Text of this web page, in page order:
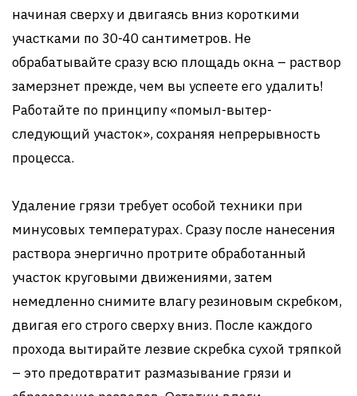
начиная сверху и двигаясь вниз короткими
участками по 30-40 сантиметров. Не
обрабатывайте сразу всю площадь окна – раствор
замерзнет прежде, чем вы успеете его удалить!
Работайте по принципу «помыл-вытер-
следующий участок», сохраняя непрерывность
процесса.
Удаление грязи требует особой техники при
минусовых температурах. Сразу после нанесения
раствора энергично протрите обработанный
участок круговыми движениями, затем
немедленно снимите влагу резиновым скребком,
двигая его строго сверху вниз. После каждого
прохода вытирайте лезвие скребка сухой тряпкой
– это предотвратит размазывание грязи и